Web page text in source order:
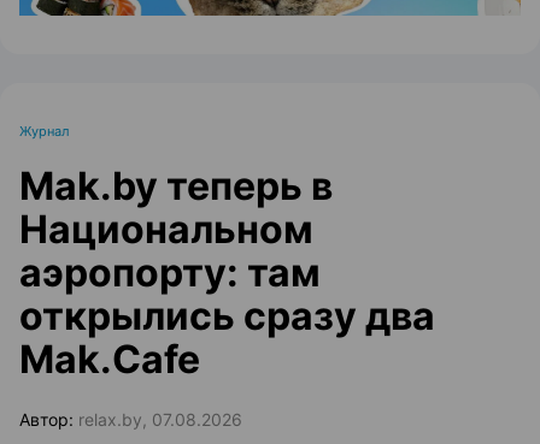
Журнал
Mak.by теперь в
Национальном
аэропорту: там
открылись сразу два
Mak.Cafe
Автор: relax.by, 07.08.2026